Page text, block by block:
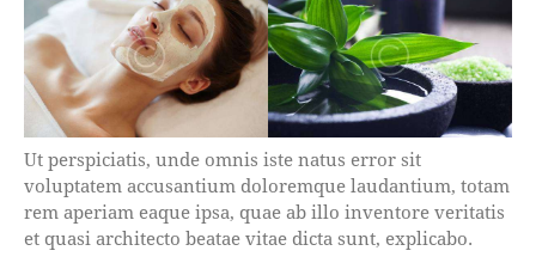
Ut perspiciatis, unde omnis iste natus error sit
voluptatem accusantium doloremque laudantium, totam
rem aperiam eaque ipsa, quae ab illo inventore veritatis
et quasi architecto beatae vitae dicta sunt, explicabo.